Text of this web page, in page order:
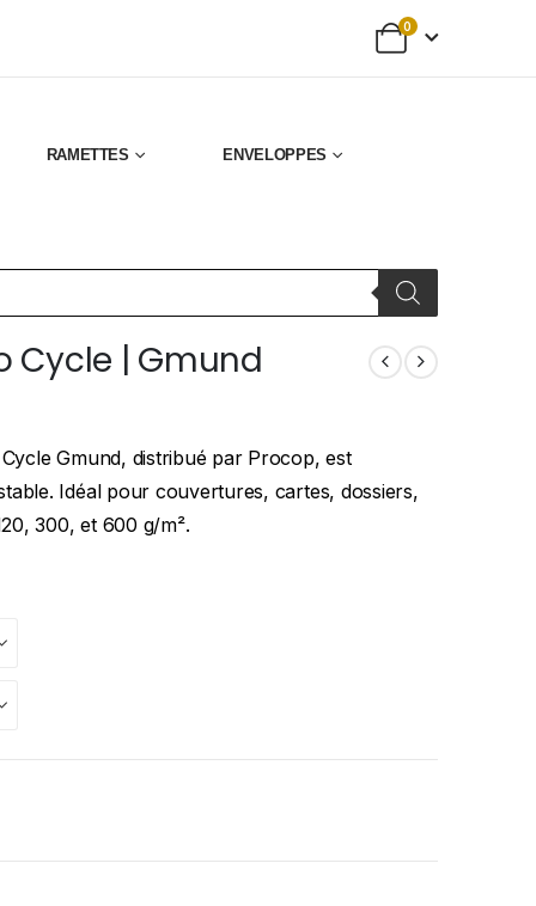
0
RAMETTES ENVELOPPES
Cycle | Gmund
Gmund, distribué par Procop, est
Idéal pour couvertures, cartes, dossiers,
300, et 600 g/m².